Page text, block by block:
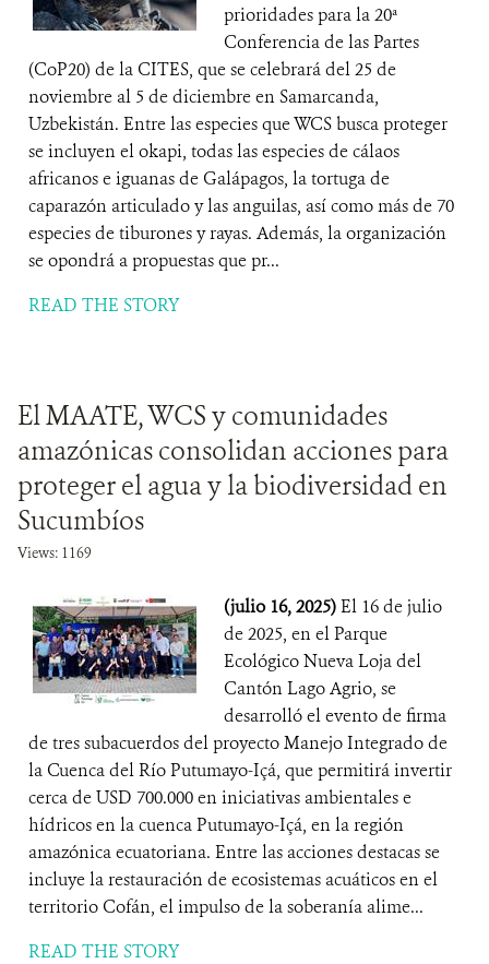
prioridades para la 20ª
Conferencia de las Partes
(CoP20) de la CITES, que se celebrará del 25 de
noviembre al 5 de diciembre en Samarcanda,
Uzbekistán. Entre las especies que WCS busca proteger
se incluyen el okapi, todas las especies de cálaos
africanos e iguanas de Galápagos, la tortuga de
caparazón articulado y las anguilas, así como más de 70
especies de tiburones y rayas. Además, la organización
se opondrá a propuestas que pr...
READ THE STORY
El MAATE, WCS y comunidades
amazónicas consolidan acciones para
proteger el agua y la biodiversidad en
Sucumbíos
Views: 1169
(julio 16, 2025)El 16 de julio
de 2025, en el Parque
Ecológico Nueva Loja del
Cantón Lago Agrio, se
desarrolló el evento de firma
de tres subacuerdos del proyecto Manejo Integrado de
la Cuenca del Río Putumayo-Içá, que permitirá invertir
cerca de USD 700.000 en iniciativas ambientales e
hídricos en la cuenca Putumayo-Içá, en la región
amazónica ecuatoriana. Entre las acciones destacas se
incluye la restauración de ecosistemas acuáticos en el
territorio Cofán, el impulso de la soberanía alime...
READ THE STORY